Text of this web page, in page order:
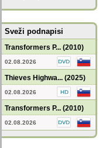
Sveži podnapisi
Transformers P... (2010)
02.08.2026
Thieves Highwa... (2025)
02.08.2026
Transformers P... (2010)
02.08.2026